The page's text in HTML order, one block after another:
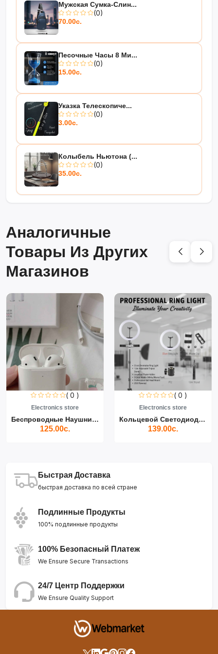
Мужская Сумка-Слин...
(0)
70.00с.
Песочные Часы 8 Ми...
(0)
15.00с.
Указка Телескопиче...
(0)
3.00с.
Колыбель Ньютона (...
(0)
35.00с.
Аналогичные
Товары Из Других
Магазинов
( 0 )
Electronics store
Беспроводные Наушники Air...
125.00с.
( 0 )
Electronics store
Кольцевой Светодиодный Св...
139.00с.
Быстрая Доставка
быстрая доставка по всей стране
Подлинные Продукты
100% подлинные продукты
100% Безопасный Платеж
We Ensure Secure Transactions
24/7 Центр Поддержки
We Ensure Quality Support